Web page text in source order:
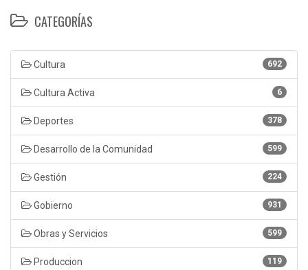
CATEGORÍAS
692
Cultura
6
Cultura Activa
378
Deportes
599
Desarrollo de la Comunidad
224
Gestión
931
Gobierno
599
Obras y Servicios
119
Produccion